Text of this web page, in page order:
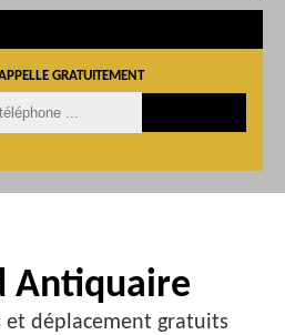
GRATUITEMENT
Antiquaire
et déplacement gratuits